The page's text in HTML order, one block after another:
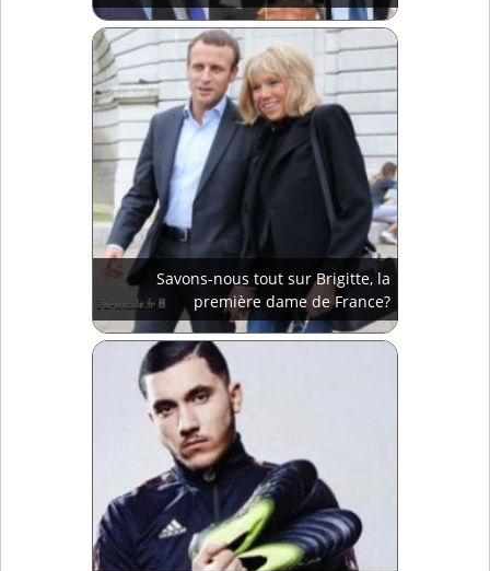
Savons-nous tout sur Brigitte, la
première dame de France?